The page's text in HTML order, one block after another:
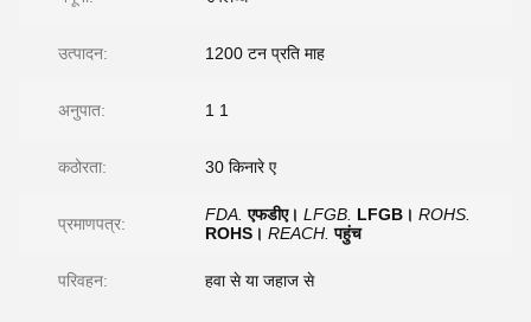
उत्पादन: 1200 टन प्रति माह
अनुपात: 1 1
कठोरता: 30 किनारे ए
प्रमाणपत्र: FDA. एफडीए। LFGB. LFGB। ROHS.
ROHS। REACH. पहुंच
परिवहन: हवा से या जहाज से